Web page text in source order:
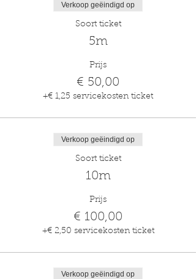
Verkoop geëindigd op
Soort ticket
5m
Prijs
€ 50,00
+€ 1,25 servicekosten ticket
Verkoop geëindigd op
Soort ticket
10m
Prijs
€ 100,00
+€ 2,50 servicekosten ticket
Verkoop geëindigd op